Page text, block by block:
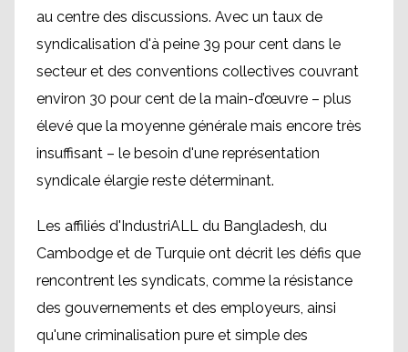
au centre des discussions. Avec un taux de
syndicalisation d'à peine 39 pour cent dans le
secteur et des conventions collectives couvrant
environ 30 pour cent de la main-d’œuvre – plus
élevé que la moyenne générale mais encore très
insuffisant – le besoin d'une représentation
syndicale élargie reste déterminant.
Les affiliés d'IndustriALL du Bangladesh, du
Cambodge et de Turquie ont décrit les défis que
rencontrent les syndicats, comme la résistance
des gouvernements et des employeurs, ainsi
qu'une criminalisation pure et simple des